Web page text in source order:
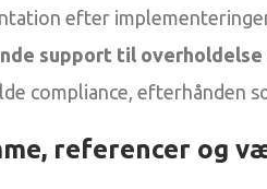
efter
support til
compliance, efterhånden
referencer og